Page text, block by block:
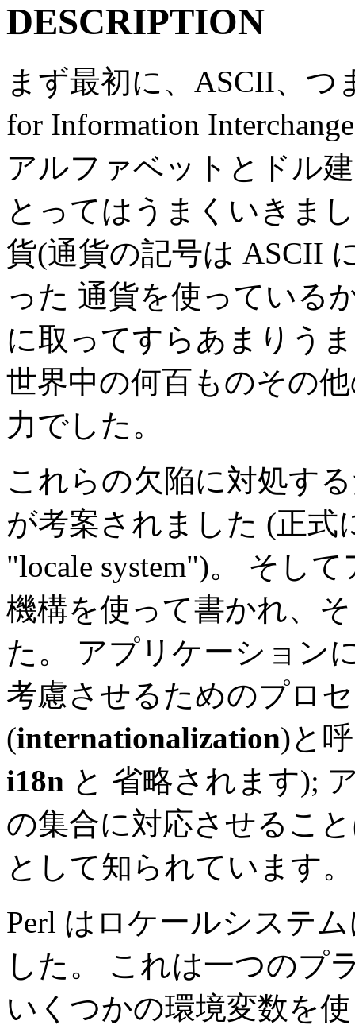
DESCRIPTION
まず最初に、ASCII、つ
for Information
アルファベットとドル
とってはうまくいきま
貨(通貨の記号は ASCII
った 通貨を使っている
に取ってすらあまりう
世界中の何百ものその
力でした。
これらの欠陥に対処す
が考案されました (正式
"locale system")。 そし
機構を使って書かれ、
た。 アプリケーション
考慮させるためのプロ
(internationalization)と
i18n と 省略されます);
の集合に対応させるこ
として知られています。
Perl はロケールシステ
した。 これは一つのプ
いくつかの環境変数を